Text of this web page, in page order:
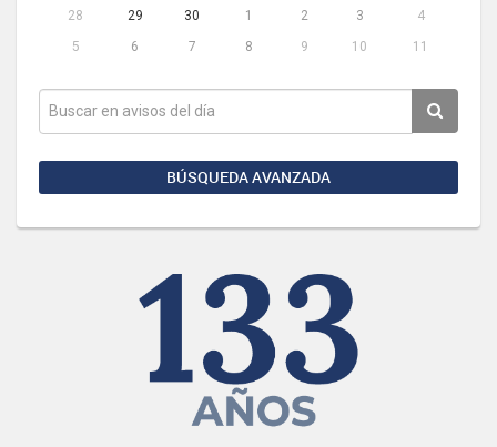
28
29 30 1 2 3
4
5
6 7 8 9 10 11
BÚSQUEDA AVANZADA